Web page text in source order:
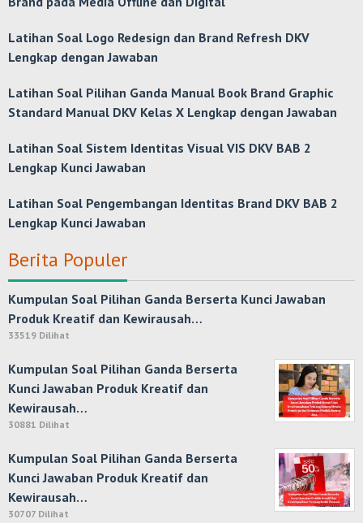
Latihan Soal Logo Redesign dan Brand Refresh DKV
Lengkap dengan Jawaban
Latihan Soal Pilihan Ganda Manual Book Brand Graphic
Standard Manual DKV Kelas X Lengkap dengan Jawaban
Latihan Soal Sistem Identitas Visual VIS DKV BAB 2
Lengkap Kunci Jawaban
Latihan Soal Pengembangan Identitas Brand DKV BAB 2
Lengkap Kunci Jawaban
Berita Populer
Kumpulan Soal Pilihan Ganda Berserta Kunci Jawaban
Produk Kreatif dan Kewirausah…
33519 Dilihat
Kumpulan Soal Pilihan Ganda Berserta
Kunci Jawaban Produk Kreatif dan
Kewirausah…
30881 Dilihat
Kumpulan Soal Pilihan Ganda Berserta
Kunci Jawaban Produk Kreatif dan
Kewirausah…
30707 Dilihat